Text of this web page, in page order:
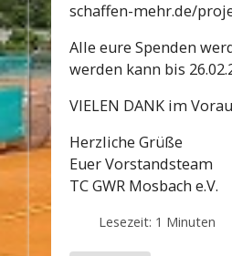
schaffen-mehr.de/
Alle eure Spenden
werden kann bis
VIELEN DANK im
Herzliche Grüße
Euer Vorstandsteam
TC GWR Mosbach e.V.
Lesezeit: 1 Minuten